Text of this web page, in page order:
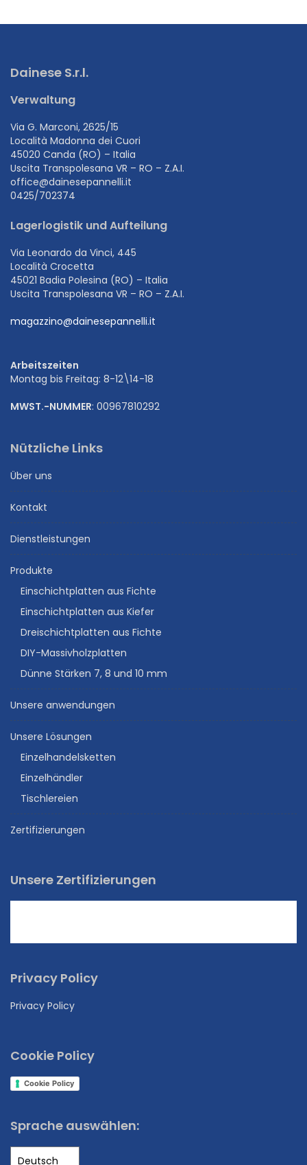
Dainese S.r.l.
Verwaltung
Via G. Marconi, 2625/15
Località Madonna dei Cuori
45020 Canda (RO) – Italia
Uscita Transpolesana VR – RO – Z.A.I.
office@dainesepannelli.it
0425/702374
Lagerlogistik und Aufteilung
Via Leonardo da Vinci, 445
Località Crocetta
45021 Badia Polesina (RO) – Italia
Uscita Transpolesana VR – RO – Z.A.I.
magazzino@dainesepannelli.it
Arbeitszeiten
Montag bis Freitag: 8-12\14-18
MWST.-NUMMER: 00967810292
Nützliche Links
Über uns
Kontakt
Dienstleistungen
Produkte
Einschichtplatten aus Fichte
Einschichtplatten aus Kiefer
Dreischichtplatten aus Fichte
DIY-Massivholzplatten
Dünne Stärken 7, 8 und 10 mm
Unsere anwendungen
Unsere Lösungen
Einzelhandelsketten
Einzelhändler
Tischlereien
Zertifizierungen
Unsere Zertifizierungen
Privacy Policy
Privacy Policy
Cookie Policy
Cookie Policy
Sprache auswählen: